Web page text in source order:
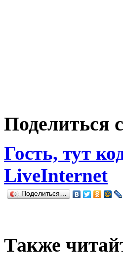
Поделиться
Гость, тут
LiveInternet
Поделиться…
Также